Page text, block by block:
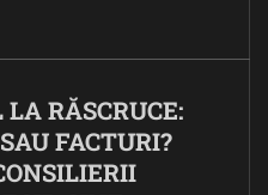
LA RĂSCRUCE:
FACTURI?